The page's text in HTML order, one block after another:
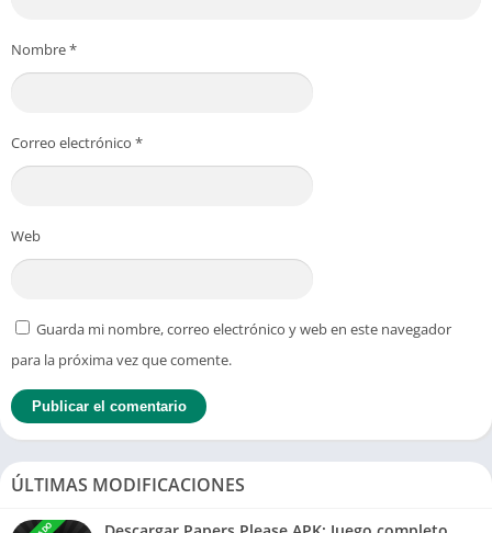
Nombre*
Correo electrónico *
Web
Guarda mi nombre, correo electrónico y web en este navegador
para la próxima vez que comente.
ÚLTIMAS MODIFICACIONES